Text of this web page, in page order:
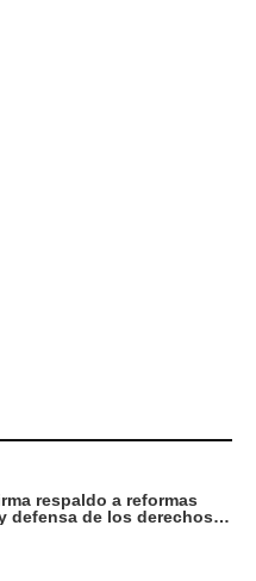
respaldo a reformas
defensa de los derechos